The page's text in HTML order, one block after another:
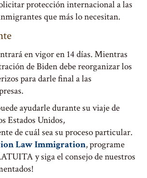
protección internacional a las
que más lo necesitan.
en vigor en 14 días. Mientras
de Biden debe reorganizar los
para darle final a las
ayudarle durante su viaje de
Estados Unidos,
de cuál sea su proceso particular.
Law Immigration, programe
y siga el consejo de nuestros